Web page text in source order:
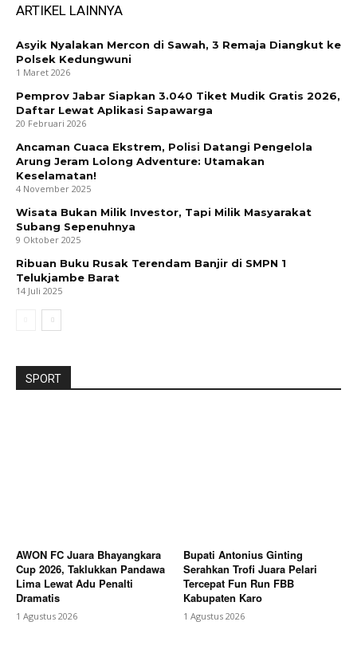
ARTIKEL LAINNYA
Asyik Nyalakan Mercon di Sawah, 3 Remaja Diangkut ke
Polsek Kedungwuni
1 Maret 2026
Pemprov Jabar Siapkan 3.040 Tiket Mudik Gratis 2026,
Daftar Lewat Aplikasi Sapawarga
20 Februari 2026
Ancaman Cuaca Ekstrem, Polisi Datangi Pengelola
Arung Jeram Lolong Adventure: Utamakan
Keselamatan!
4 November 2025
Wisata Bukan Milik Investor, Tapi Milik Masyarakat
Subang Sepenuhnya
9 Oktober 2025
Ribuan Buku Rusak Terendam Banjir di SMPN 1
Telukjambe Barat
14 Juli 2025
SPORT
AWON FC Juara Bhayangkara
Cup 2026, Taklukkan Pandawa
Lima Lewat Adu Penalti
Dramatis
1 Agustus 2026
Bupati Antonius Ginting
Serahkan Trofi Juara Pelari
Tercepat Fun Run FBB
Kabupaten Karo
1 Agustus 2026